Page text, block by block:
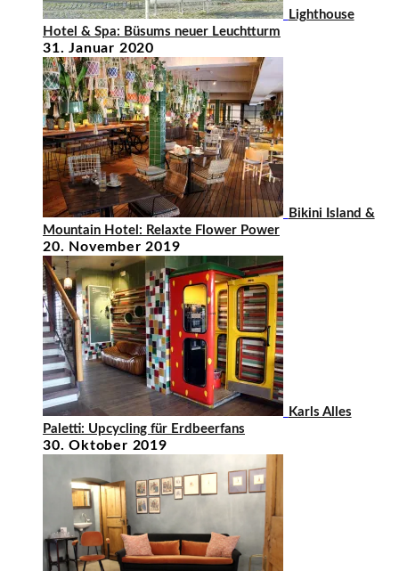
Lighthouse
Hotel & Spa: Büsums neuer Leuchtturm
31. Januar 2020
Bikini Island &
Mountain Hotel: Relaxte Flower Power
20. November 2019
Karls Alles
Paletti: Upcycling für Erdbeerfans
30. Oktober 2019